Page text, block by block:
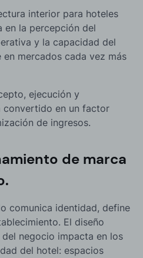
interior para hoteles
en la percepción del
y la capacidad del
mercados cada vez más
ejecución y
convertido en un factor
de ingresos.
de marca
comunica identidad, define
El diseño
negocio impacta en los
del hotel: espacios